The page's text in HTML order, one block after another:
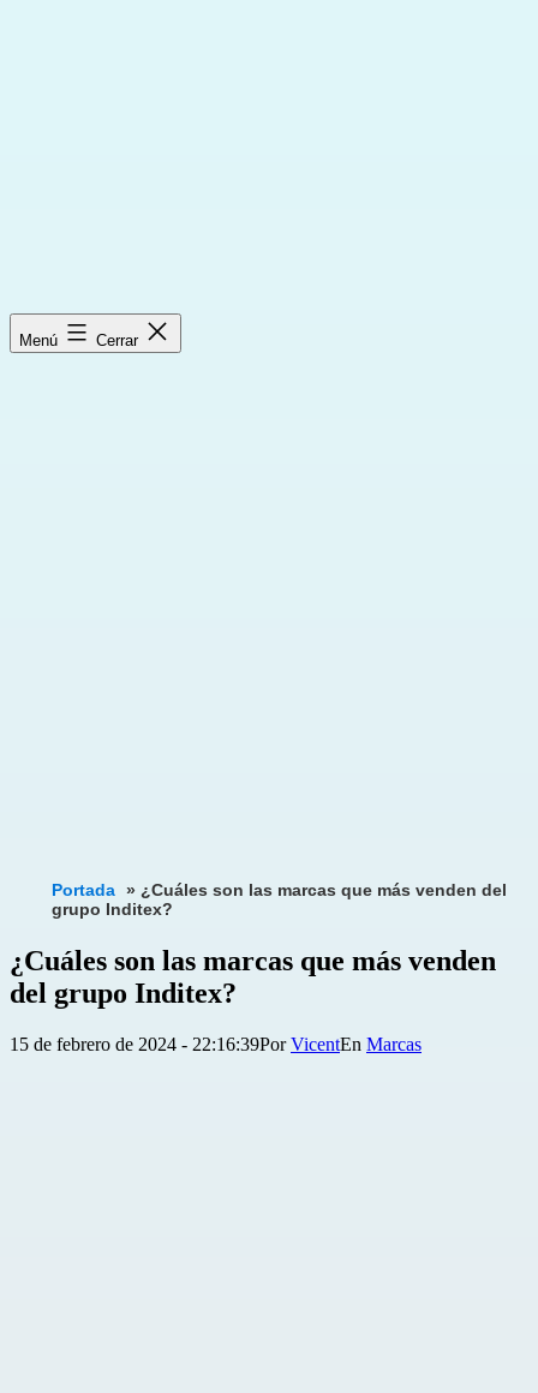
Menú Cerrar
Portada » ¿Cuáles son las marcas que más venden del
grupo Inditex?
¿Cuáles son las marcas que más venden
del grupo Inditex?
Publicada
15 de febrero de 2024 - 22:16:39PorVicent
Categorizado
Marcas